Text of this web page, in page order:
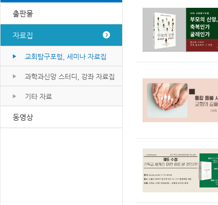
출판물
자료집
교회탐구포럼, 세미나 자료집
과학과신앙 스터디, 강좌 자료집
기타 자료
동영상